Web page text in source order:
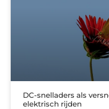
DC-snelladers als
elektrisch rijden